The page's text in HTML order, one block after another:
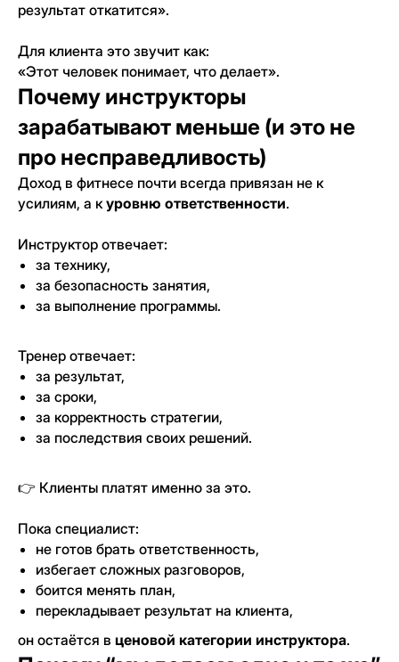
результат откатится».
Для клиента это звучит как:
«Этот человек понимает, что делает».
Почему инструкторы
зарабатывают меньше (и это не
про несправедливость)
Доход в фитнесе почти всегда привязан не к
усилиям, а куровню ответственности.
Инструктор отвечает:
за технику,
за безопасность занятия,
за выполнение программы.
Тренер отвечает:
за результат,
за сроки,
за корректность стратегии,
за последствия своих решений.
👉 Клиенты платят именно за это.
Пока специалист:
не готов брать ответственность,
избегает сложных разговоров,
боится менять план,
перекладывает результат на клиента,
он остаётся в ценовой категории инструктора.